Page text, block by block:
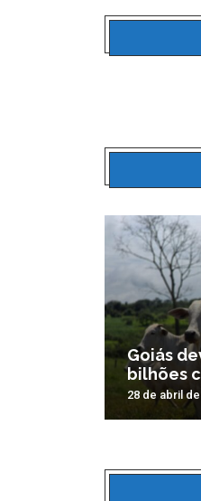
Goiás
bilhões
28 de abril